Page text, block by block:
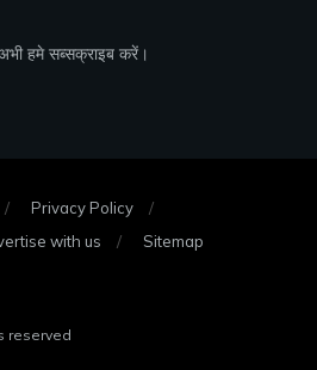
हमे सब्सक्राइब करें।
Privacy Policy
with us Sitemap
reserved